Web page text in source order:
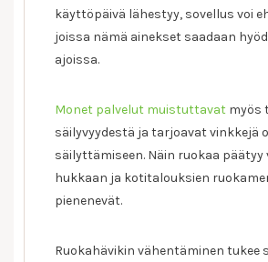
käyttöpäivä lähestyy, sovellus voi
joissa nämä ainekset saadaan
ajoissa.
Monet palvelut muistuttavat myös
säilyvyydestä ja tarjoavat vinkkejä
säilyttämiseen. Näin ruokaa päätyy
hukkaan ja kotitalouksien
pienenevät.
Ruokahävikin vähentäminen tukee